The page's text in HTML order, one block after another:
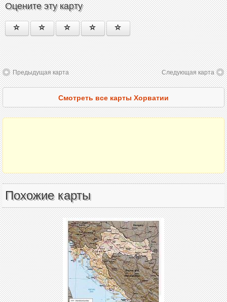
Оцените эту карту
Предыдущая карта Следующая карта
Смотреть все карты Хорватии
Похожие карты